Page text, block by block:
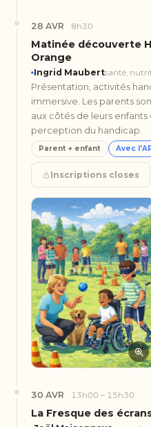
28 AVR 8h30
Matinée découverte
Orange
Ingrid Maubertsanté,
Présentation, activités
immersive. Les parents
aux côtés de leurs
perception du handicap.
Parent + enfant Avec
Inscriptions closes
30 AVR 13h00 – 15h30
La Fresque des